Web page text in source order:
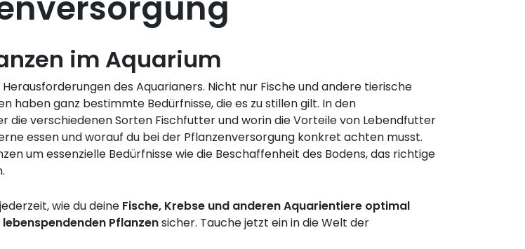
im Aquarium
des Aquarianers. Nicht nur Fische und andere tierische
haben ganz bestimmte Bedürfnisse, die es zu stillen gilt. In den
die verschiedenen Sorten Fischfutter und worin die Vorteile von Lebendfutter
essen und worauf du bei der Pflanzenversorgung konkret achten musst.
um essenzielle Bedürfnisse wie die Beschaffenheit des Bodens, das richtige
wie du deine Fische, Krebse und anderen Aquarientiere optimal
Pflanzensicher. Tauche jetzt ein in die Welt der